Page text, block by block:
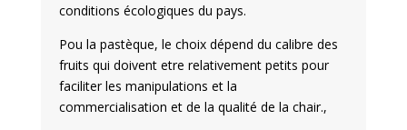
conditions écologiques du pays.
Pou la pastèque, le choix dépend du calibre des
fruits qui doivent etre relativement petits pour
faciliter les manipulations et la
commercialisation et de la qualité de la chair.,